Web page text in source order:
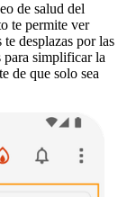
de salud del
te permite ver
desplazas por las
para simplificar la
de que solo sea